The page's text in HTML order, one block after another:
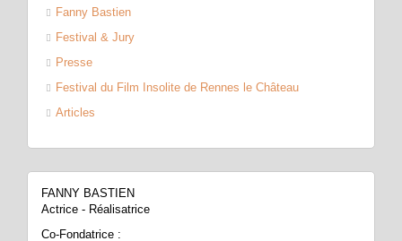
Fanny Bastien
Festival & Jury
Presse
Festival du Film Insolite de Rennes le Château
Articles
FANNY BASTIEN
Actrice - Réalisatrice
Co-Fondatrice :